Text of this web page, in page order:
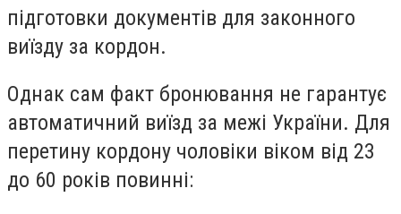
підготовки документів для законного
виїзду за кордон.
Однак сам факт бронювання не гарантує
автоматичний виїзд за межі України. Для
перетину кордону чоловіки віком від 23
до 60 років повинні: